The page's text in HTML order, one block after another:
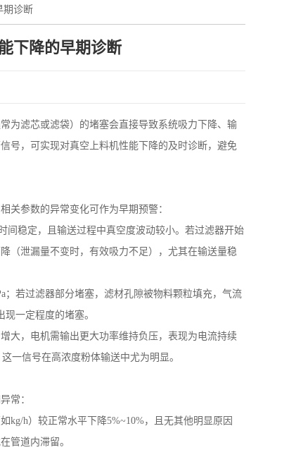
期诊断
下降的早期诊断
为滤芯或滤袋）的堵塞会直接导致系统吸力下降、输
号，可实现对真空上料机性能下降的及时诊断，避免
关参数的异常变化可作为早期预警：
间稳定，且输送过程中真空度波动较小。若过滤器开始
（泄漏量不变时，有效吸力不足），尤其在输送量稳
；若过滤器部分堵塞，滤材孔隙被物料颗粒填充，气流
现一定程度的堵塞。
大，电机需输出更大功率维持负压，表现为电流持续
一信号在高浓度粉体输送中尤为明显。
常：
kg/h）较正常水平下降5%~10%，且无其他明显原因
管道内滞留。